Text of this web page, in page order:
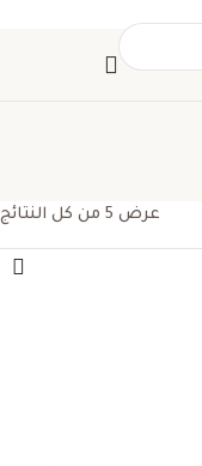
عرض ⁦5⁩ من كل النتائج